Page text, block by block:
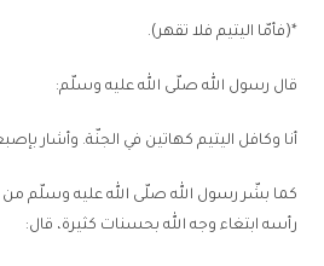
*(فأمّا اليتيم فلا تقهر).
قال رسول الله صلّى الله عليه وسلّم:
أنا وكافل اليتيم كهاتين في الجنّة. وأشار
كما بشّر رسول الله صلّى الله عليه وسلّم
رأسه ابتغاء وجه الله بحسنات كثيرة، قال: